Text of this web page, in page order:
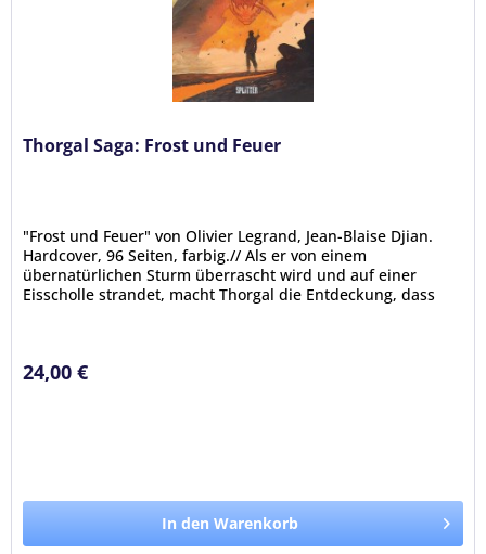
Thorgal Saga: Frost und Feuer
"Frost und Feuer" von Olivier Legrand, Jean-Blaise Djian.
Hardcover, 96 Seiten, farbig.// Als er von einem
übernatürlichen Sturm überrascht wird und auf einer
Eisscholle strandet, macht Thorgal die Entdeckung, dass
24,00 €
In den Warenkorb